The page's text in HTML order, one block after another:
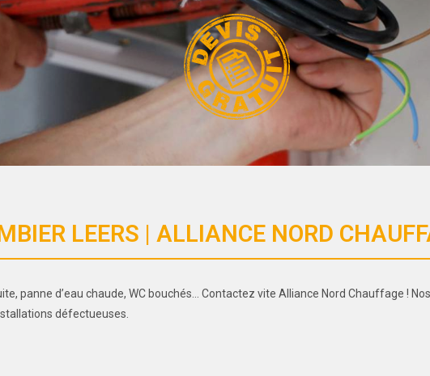
LEERS | ALLIANCE NORD
panne d’eau chaude, WC bouchés… Contactez vite Alliance Nord Chauffage ! Nos
défectueuses.